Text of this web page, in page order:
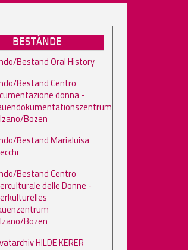
di handicap
BESTÄNDE
Bestand Oral History
Bestand Centro
donna -
Bozen
Bestand Marialuisa
Bestand Centro
delle Donne -
Bozen
HILDE KERER